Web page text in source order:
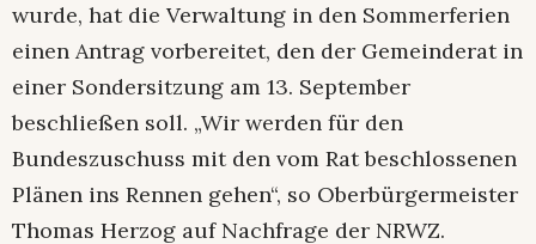
wurde, hat die Verwaltung in den Sommerferien
einen Antrag vorbereitet, den der Gemeinderat in
einer Sondersitzung am 13. September
beschließen soll. „Wir werden für den
Bundeszuschuss mit den vom Rat beschlossenen
Plänen ins Rennen gehen“, so Oberbürgermeister
Thomas Herzog auf Nachfrage der NRWZ.